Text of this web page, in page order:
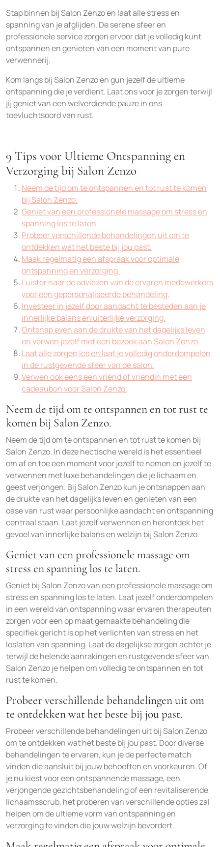
Stap binnen bij Salon Zenzo en laat alle stress en
spanning van je afglijden. De serene sfeer en
professionele service zorgen ervoor dat je volledig kunt
ontspannen en genieten van een moment van pure
verwennerij.
Kom langs bij Salon Zenzo en gun jezelf de ultieme
ontspanning die je verdient. Laat ons voor je zorgen terwijl
jij geniet van een welverdiende pauze in ons
toevluchtsoord van rust.
9 Tips voor Ultieme Ontspanning en
Verzorging bij Salon Zenzo
Neem de tijd om te ontspannen en tot rust te komen
bij Salon Zenzo.
Geniet van een professionele massage om stress en
spanning los te laten.
Probeer verschillende behandelingen uit om te
ontdekken wat het beste bij jou past.
Maak regelmatig een afspraak voor optimale
ontspanning en verzorging.
Luister naar de adviezen van de ervaren medewerkers
voor een gepersonaliseerde behandeling.
Investeer in jezelf door aandacht te besteden aan je
innerlijke balans en uiterlijke verzorging.
Ontsnap even aan de drukte van het dagelijks leven
en verwen jezelf met een bezoek aan Salon Zenzo.
Laat alle zorgen los en laat je volledig onderdompelen
in de rustgevende sfeer van de salon.
Verwen ook eens een vriend of vriendin met een
cadeaubon voor Salon Zenzo.
Neem de tijd om te ontspannen en tot rust te
komen bij Salon Zenzo.
Neem de tijd om te ontspannen en tot rust te komen bij
Salon Zenzo. In deze hectische wereld is het essentieel
om af en toe een moment voor jezelf te nemen en jezelf te
verwennen met luxe behandelingen die je lichaam en
geest verjongen. Bij Salon Zenzo kun je ontsnappen aan
de drukte van het dagelijks leven en genieten van een
oase van rust waar persoonlijke aandacht en ontspanning
centraal staan. Laat jezelf verwennen en herontdek het
gevoel van innerlijke balans en welzijn bij Salon Zenzo.
Geniet van een professionele massage om
stress en spanning los te laten.
Geniet bij Salon Zenzo van een professionele massage om
stress en spanning los te laten. Laat jezelf onderdompelen
in een wereld van ontspanning waar ervaren therapeuten
zorgen voor een op maat gemaakte behandeling die
specifiek gericht is op het verlichten van stress en het
loslaten van spanning. Laat de dagelijkse zorgen achter je
terwijl de helende aanrakingen en rustgevende sfeer van
Salon Zenzo je helpen om volledig te ontspannen en tot
rust te komen.
Probeer verschillende behandelingen uit om
te ontdekken wat het beste bij jou past.
Probeer verschillende behandelingen uit bij Salon Zenzo
om te ontdekken wat het beste bij jou past. Door diverse
behandelingen te ervaren, kun je de perfecte match
vinden die aansluit bij jouw behoeften en voorkeuren. Of
je nu kiest voor een ontspannende massage, een
verjongende gezichtsbehandeling of een revitaliserende
lichaamsscrub, het proberen van verschillende opties zal
helpen om de ultieme vorm van ontspanning en
verzorging te vinden die jouw welzijn bevordert.